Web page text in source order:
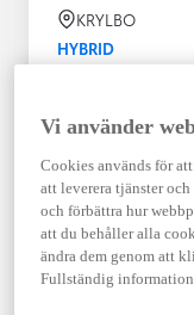
KRYLBO
HYBRID
09-2023
Hybrid
409 900 kr
Från 4 920 kr/
Vi använder
Cookies används för
att leverera tjänster
och förbättra hur
att du behåller alla
ändra dem genom att
Fullständig